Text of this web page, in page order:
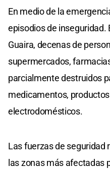
En medio de la
episodios de inseguridad.
Guaira, decenas de
supermercados,
parcialmente destruidos
medicamentos,
electrodomésticos.
Las fuerzas de seguridad
las zonas más afectadas